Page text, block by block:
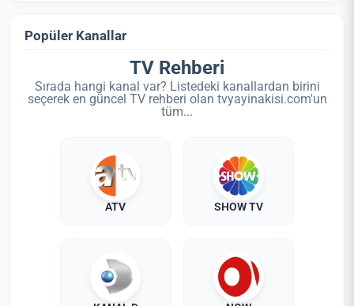
Popüler Kanallar
TV Rehberi
Sırada hangi kanal var? Listedeki kanallardan birini
seçerek en güncel TV rehberi olan tvyayinakisi.com'un
tüm...
ATV SHOW TV